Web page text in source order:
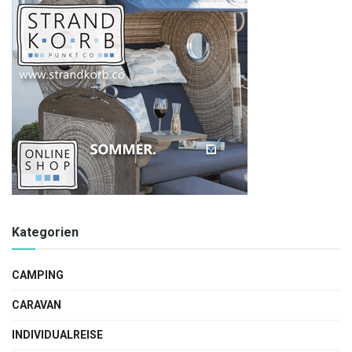
Kategorien
CAMPING
CARAVAN
INDIVIDUALREISE